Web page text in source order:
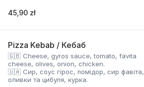
45,90 zł
Pizza Kebab / Кебаб
🇬🇧 Cheese, gyros sauce, tomato, favita
cheese, olives, onion, chicken.
🇺🇦 Сир, соус гірос, помідор, сир фавіта,
оливки та цибуля, курка.